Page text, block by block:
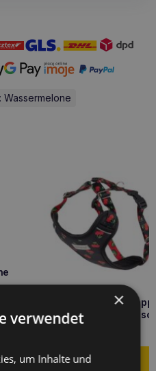
Wassermelone
Amiplay Discovery
Cherry verstellbares
×
verwendet
um Inhalte und